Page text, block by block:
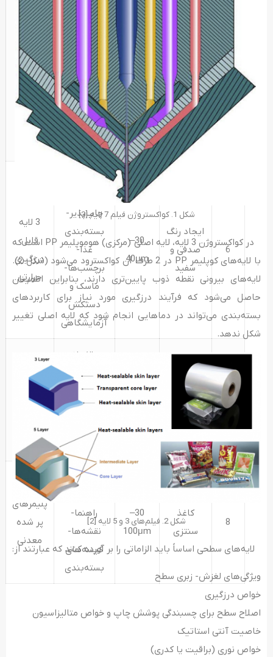
شونده (لوازم
آرایشی و
بهداشتی)-
فیلم‌های
پیچشی
(شیرینی‌ها)-
فیلم مات
(جلد کتاب)
6
ایجاد رنگ
صدفی و
سفید
30–
40μm
لمینت-
چاپ‌پذیر-
بسته‌بندی
غذا-
برچسب‌ها-
ماسک و
دستکش
آزمایشگاهی
3 لایه
قابل
درزگیری
حرارتی
7
اهداف
بسته‌بندی
30–
بسته‌بندی
مواد غذایی،
پنیر، نودل،
نان‌های
بسته بندی-
لوازم آرایشی
لایه قابل
درزگیری
حرارتی
8
کاغذ
سنتزی
30–
100μm
کاتالوگ‌ها –
راهنما-
نقشه‌ها-
کیسه‌های
بسته‌بندی
پلیمرهای
پر شده
معدنی
شکل 1. کواکستروژن فیلم 7 لایه [3]
در کواکستروژن 3 لایه، لایه اصلی (مرکزی) هوموپلیمر PP است که
با لایه‌های کوپلیمر PP در 2 طرف آن کواکسترود می‌شود (شکل 2).
لایه‌های بیرونی نقطه ذوب پایین‌تری دارند، بنابراین اطمینان
حاصل می‌شود که فرآیند درزگیری مورد نیاز برای کاربردهای
بسته‌بندی می‌تواند در دماهایی انجام شود که لایه اصلی تغییر
شکل ندهد.
شکل 2. فیلم‌های 3 و 5 لایه [2]
لایه‌های سطحی اساساً باید الزاماتی را بر آورده کنند که عبارتند از:
ویژگی‌های لغزش- زبری سطح
خواص درزگیری
اصلاح سطح برای چسبندگی پوشش چاپ و خواص متالیزاسیون
خاصیت آنتی استاتیک
خواص نوری (براقیت یا کدری)